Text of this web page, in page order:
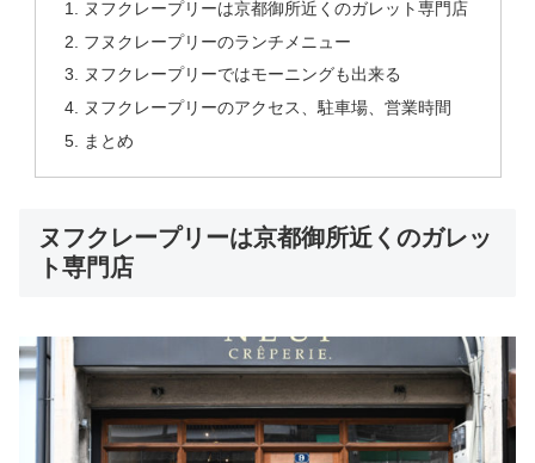
ヌフクレープリーは京都御所近くのガレット専門店
フヌクレープリーのランチメニュー
ヌフクレープリーではモーニングも出来る
ヌフクレープリーのアクセス、駐車場、営業時間
まとめ
ヌフクレープリーは京都御所近くのガレッ
ト専門店